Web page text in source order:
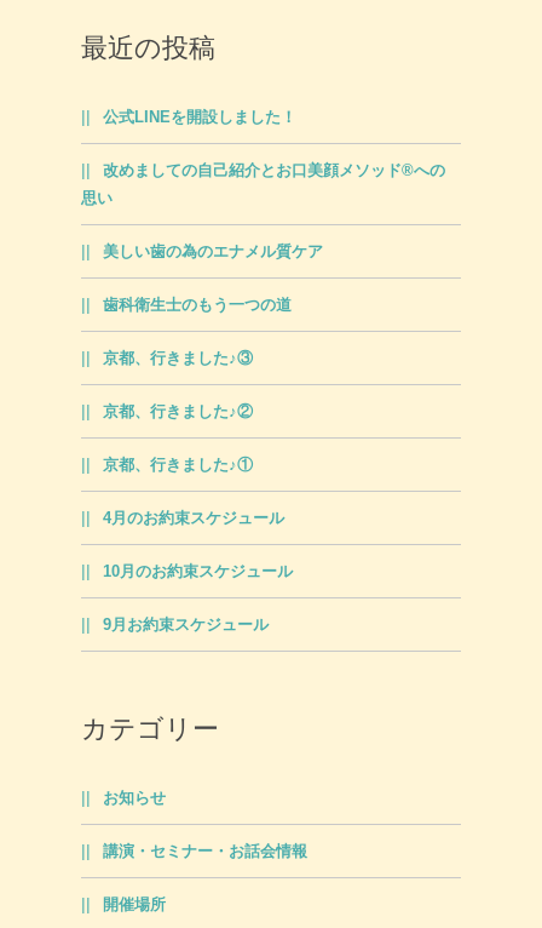
最近の投稿
公式LINEを開設しました！
改めましての自己紹介とお口美顔メソッド®への
思い
美しい歯の為のエナメル質ケア
歯科衛生士のもう一つの道
京都、行きました♪③
京都、行きました♪②
京都、行きました♪①
4月のお約束スケジュール
10月のお約束スケジュール
9月お約束スケジュール
カテゴリー
お知らせ
講演・セミナー・お話会情報
開催場所